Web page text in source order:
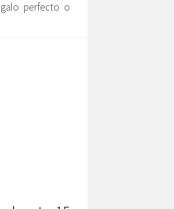
perfecto o